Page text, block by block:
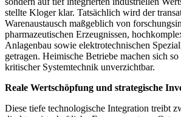
stellte Kloger klar. Tatsächlich wird der
Warenaustausch maßgeblich von
pharmazeutischen Erzeugnissen,
Anlagenbau sowie elektrotechnischen
getragen. Heimische Betriebe machen sich
kritischer Systemtechnik unverzichtbar.
Reale Wertschöpfung und strategische
Diese tiefe technologische Integration treibt